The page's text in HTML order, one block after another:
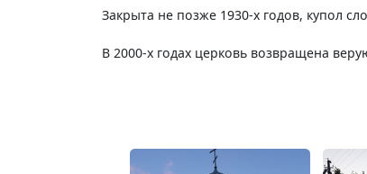
Закрыта не позже 1930-х годов, купол
В 2000-х годах церковь возвращена